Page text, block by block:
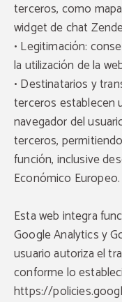
terceros, como
widget de chat
• Legitimación:
la utilización de la
• Destinatarios y
terceros establecen
navegador del
terceros,
función, inclusive
Económico Europeo.
Esta web integra
Google Analytics y
usuario autoriza el
conforme lo
https://
Por la
UNA